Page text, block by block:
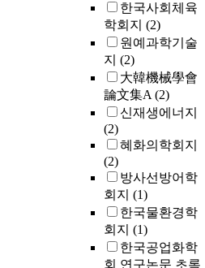
한국사회체육
학회지 (2)
원예과학기술
지 (2)
大韓機械學會
論文集A(2)
신재생에너지
(2)
혜화의학회지
(2)
방사선방어학
회지 (1)
한국물환경학
회지 (1)
한국공업화학
회 연구논문 초록